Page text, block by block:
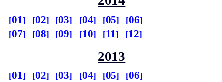
01 02 03 04 05
06
07
08 09 10 11 12
2013
01 02 03 04 05
06